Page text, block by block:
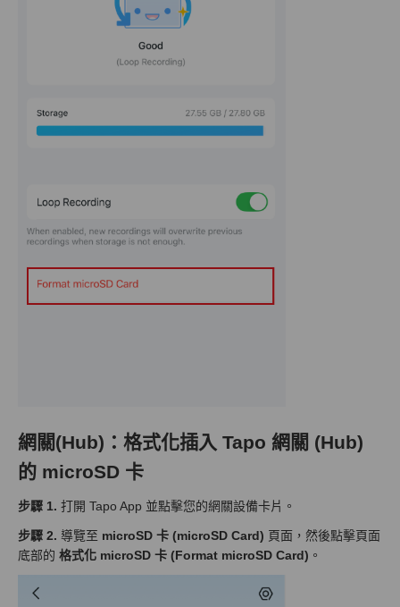
網關(Hub)：格式化插入 Tapo 網關 (Hub)
的 microSD 卡
步驟 1. 打開 Tapo App 並點擊您的網關設備卡片。
步驟 2. 導覽至 microSD 卡 (microSD Card) 頁面，然後點擊頁面
底部的 格式化 microSD 卡 (Format microSD Card) 。